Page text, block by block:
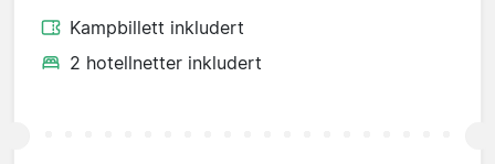
Kampbillett inkludert
2 hotellnetter inkludert